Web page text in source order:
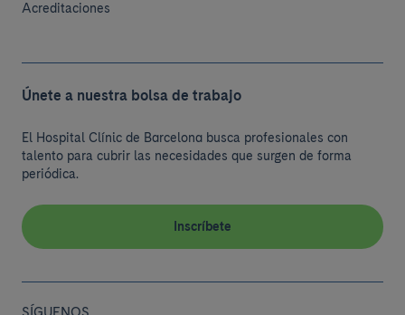
Acreditaciones
Únete a nuestra bolsa de trabajo
El Hospital Clínic de Barcelona busca profesionales con
talento para cubrir las necesidades que surgen de forma
periódica.
Inscríbete